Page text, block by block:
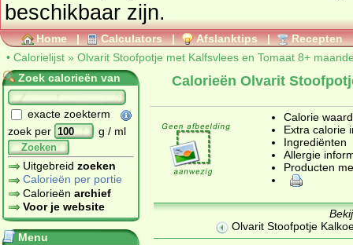
beschikbaar zijn.
Home | Calculators | Afslanktips | Recepten
• Calorielijst » Olvarit Stoofpotje met Kalfsvlees en Tomaat 8+
Zoek calorieën van
exacte zoekterm
zoek per
g / ml
Zoeken
Uitgebreid zoeken
Calorieën per portie
Calorieën archief
Voor je website
Menu
Calorieën Olvarit
Calorie
Extra calorie
Ingrediënten
Allergie
Producten
Olvarit Stoofpotje